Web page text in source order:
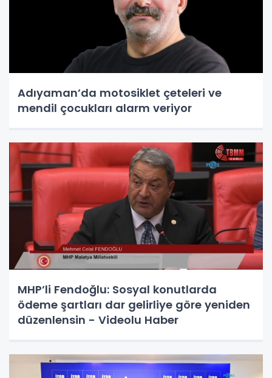
Adıyaman’da motosiklet çeteleri ve
mendil çocukları alarm veriyor
MHP’li Fendoğlu: Sosyal konutlarda
ödeme şartları dar gelirliye göre yeniden
düzenlensin - Videolu Haber